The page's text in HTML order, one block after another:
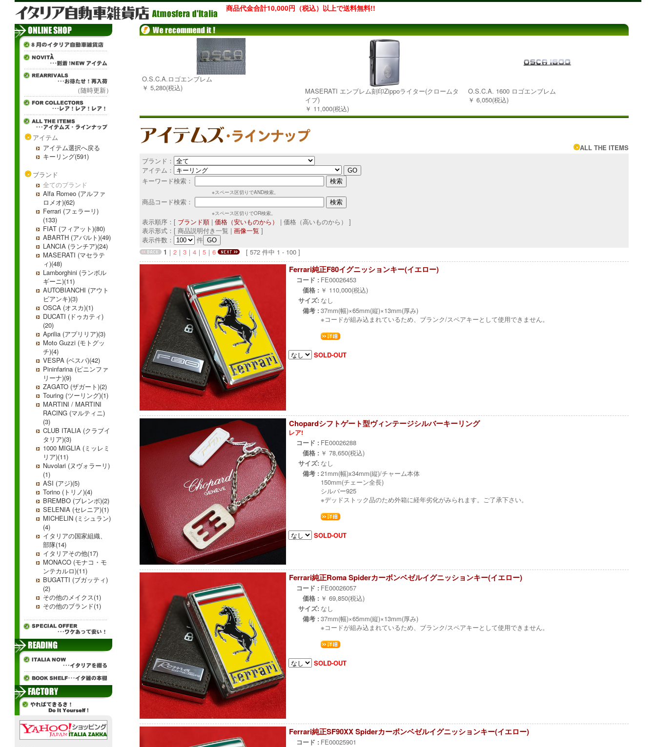
商品代金合計10,000円（税込）以上で送料無料!!
（随時更新）
アイテム
アイテム選択へ戻る
キーリング(591)
ブランド
全てのブランド
Alfa Romeo (アルファ
ロメオ)(62)
Ferrari (フェラーリ)
(133)
FIAT (フィアット)(80)
ABARTH (アバルト)(49)
LANCIA (ランチア)(24)
MASERATI (マセラテ
ィ)(48)
Lamborghini (ランボル
ギーニ)(11)
AUTOBIANCHI (アウト
ビアンキ)(3)
OSCA (オスカ)(1)
DUCATI (ドゥカティ)
(20)
Aprilia (アプリリア)(3)
Moto Guzzi (モトグッ
チ)(4)
VESPA (ベスパ)(42)
Pininfarina (ピニンファ
リーナ)(9)
ZAGATO (ザガート)(2)
Touring (ツーリング)(1)
MARTINI / MARTINI
RACING (マルティニ)
(3)
CLUB ITALIA (クラブイ
タリア)(3)
1000 MIGLIA (ミッレミ
リア)(11)
Nuvolari (ヌヴォラーリ)
(1)
ASI (アジ)(5)
Torino (トリノ)(4)
BREMBO (ブレンボ)(2)
SELENIA (セレニア)(1)
MICHELIN (ミシュラン)
(4)
イタリアの国家組織、
部隊(14)
イタリアその他(17)
MONACO (モナコ・モ
ンテカルロ)(11)
BUGATTI (ブガッティ)
(2)
その他のメイクス(1)
その他のブランド(1)
O.S.C.A.ロゴエンブレム
￥ 5,280(税込)
MASERATI エンブレム刻印Zippoライター(クロームタ
イプ)
￥ 11,000(税込)
O.S.C.A. 1600 ロゴエンブレム
￥ 6,050(税込)
ALL THE ITEMS
ブランド：
アイテム：
キーワード検索：
※スペース区切りでAND検索。
商品コード検索：
※スペース区切りでOR検索。
表示順序：[ ブランド順 | 価格（安いものから）
| 価格（高いものから） ]
表示形式：[ 商品説明付き一覧 | 画像一覧 ]
表示件数：
件
1 ｜ 2 ｜ 3 ｜ 4 ｜ 5 ｜ 6 [ 572 件中 1 - 100 ]
Ferrari純正F80イグニッションキー(イエロー)
コード : FE00026453
価格 : ￥ 110,000(税込)
サイズ: なし
備考 : 37mm(幅)×65mm(縦)×13mm(厚み)
※コードが組み込まれているため、ブランク/スペアキーとして使用できません。
SOLD-OUT
Chopardシフトゲート型ヴィンテージシルバーキーリング
レア!
コード : FE00026288
価格 : ￥ 78,650(税込)
サイズ: なし
備考 : 21mm(幅)x34mm(縦)/チャーム本体
150mm(チェーン全長)
シルバー925
※デッドストック品のため外箱に経年劣化がみられます。ご了承下さい。
SOLD-OUT
Ferrari純正Roma Spiderカーボンベゼルイグニッションキー(イエロー)
コード : FE00026057
価格 : ￥ 69,850(税込)
サイズ: なし
備考 : 37mm(幅)×65mm(縦)×13mm(厚み)
※コードが組み込まれているため、ブランク/スペアキーとして使用できません。
SOLD-OUT
Ferrari純正SF90XX Spiderカーボンベゼルイグニッションキー(イエロー)
コード : FE00025901